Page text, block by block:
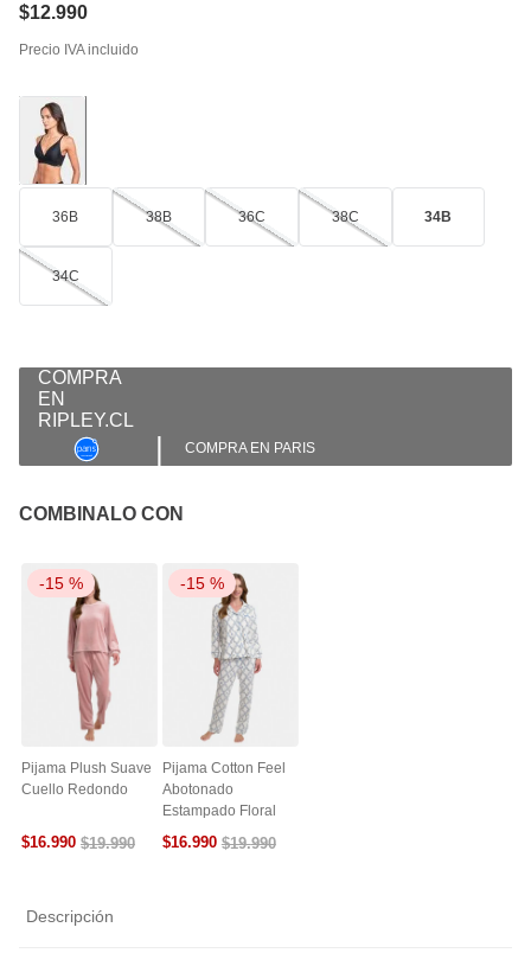
$12.990
Precio IVA incluido
36B 38B 36C 38C 34B
34C
| COMPRA EN PARIS
COMBINALO CON
-15 %
Pijama Plush Suave
Cuello Redondo
$16.990 $19.990
-15 %
Pijama Cotton Feel
Abotonado
Estampado Floral
$16.990 $19.990
Descripción